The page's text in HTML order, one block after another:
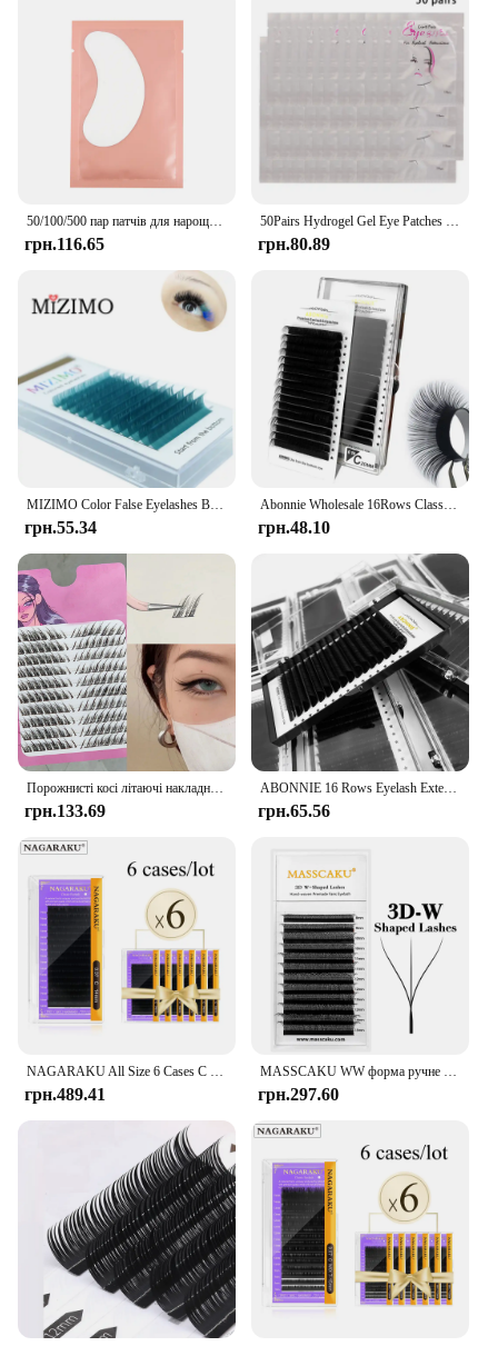
50/100/500 пар патчів для нарощування вій під очі Подушечки для макіяжу Гелеві подушечки Товари для нарощування вій Патчі для вій Макіяж
грн.116.65
50Pairs Hydrogel Gel Eye Patches Grafting Eyelashes Under Eye Patches For Eyelash Extension Paper Application Makeup Supplies
грн.80.89
MIZIMO Color False Eyelashes Blue Light Blue 8-13 Mixed Length Grafting Eyelash Extension Tool
грн.55.34
Abonnie Wholesale 16Rows Classic Lash Extensions Custom Brand Single Eyelash Premium Russian Volume Eyelash Extensions Fans
грн.48.10
Порожнисті косі літаючі накладні вії серії лисиці цілий шматок cos старовинний стиль Hanfu мультфільм лисиці очі димчасті вії
грн.133.69
ABONNIE 16 Rows Eyelash Extension Faux Mink Individual Eyelash Lashes Matte black Material Super Soft Make Up Lashes
грн.65.56
NAGARAKU All Size 6 Cases C D CC DD Curl Faux Mink Eyelashes Extension Individual Eyelashes Artificial Fake False Eyelashes
грн.489.41
MASSCAKU WW форма ручне махання 3D 4D 5D 6D готові об’ємні віяла вії зручні матові індивідуальні матеріали для нарощування вій
грн.297.60